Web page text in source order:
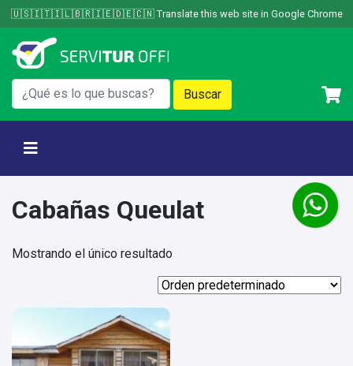
Skip
to
content
🇺🇸🇮🇹🇮🇱🇧🇷🇮🇪🇩🇪🇨🇳 Translate this web site in Google Chrome
Cabañas Queulat
Mostrando el único resultado